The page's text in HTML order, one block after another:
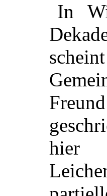
In
scheint
Freund
hier